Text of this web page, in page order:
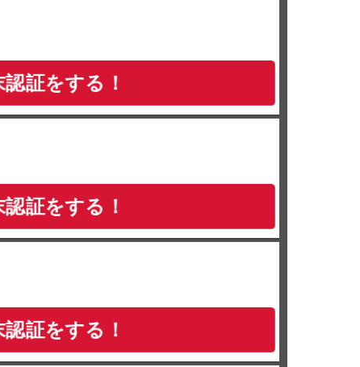
認証をする！
認証をする！
認証をする！